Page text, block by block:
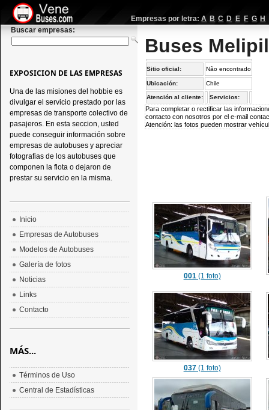
Empresas por letra: A B C D E F G H
Buscar empresas:
Buses
Sitio oficial: Não encontrado
Ubicación: Chile
Atención al cliente: Servicios:
Para completar o rectificar las
contacto con nosotros por el e-mail
Atención: las fotos pueden mostrar
001(1 foto)
037(1 foto)
EXPOSICION DE LAS EMPRESAS
Una de las misiones del hobbie es
divulgar el servicio prestado por las
empresas de transporte colectivo de
pasajeros. En esta seccion, usted
puede conseguir información sobre
empresas de autobuses y apreciar
fotografias de los autobuses que
componen la flota o dejaron de
prestar su servicio en la misma.
Inicio
Empresas de Autobuses
Modelos de Autobuses
Galería de fotos
Noticias
Links
Contacto
MÁS...
Términos de Uso
Central de Estadísticas